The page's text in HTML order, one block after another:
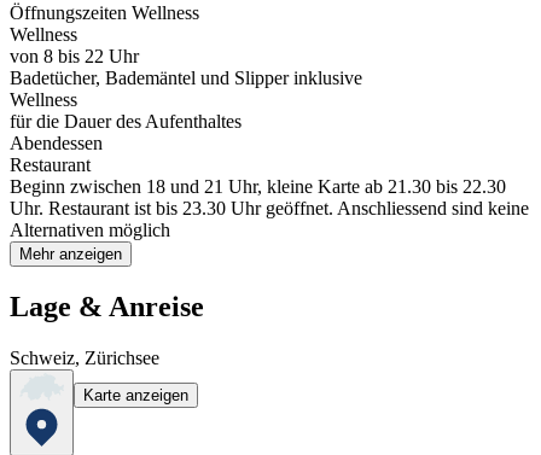
Öffnungszeiten Wellness
Wellness
von 8 bis 22 Uhr
Badetücher, Bademäntel und Slipper inklusive
Wellness
für die Dauer des Aufenthaltes
Abendessen
Restaurant
Beginn zwischen 18 und 21 Uhr, kleine Karte ab 21.30 bis 22.30
Uhr. Restaurant ist bis 23.30 Uhr geöffnet. Anschliessend sind keine
Alternativen möglich
Mehr anzeigen
Lage & Anreise
Schweiz, Zürichsee
Karte anzeigen